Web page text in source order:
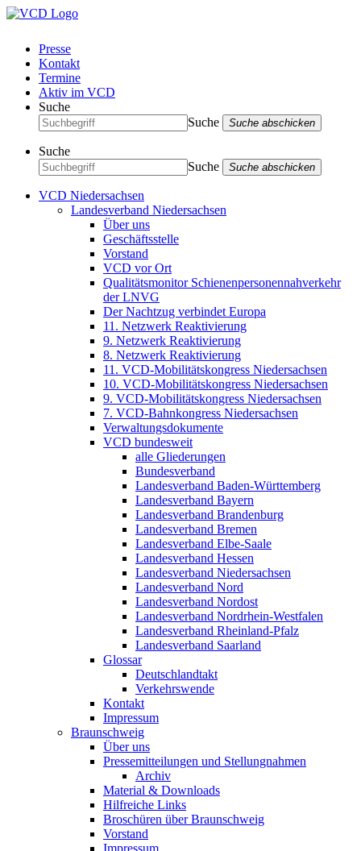
Presse
Kontakt
Termine
Aktiv im VCD
Suche
Suche
Suche abschicken
Suche
Suche
Suche abschicken
VCD Niedersachsen
Landesverband Niedersachsen
Über uns
Geschäftsstelle
Vorstand
VCD vor Ort
Qualitätsmonitor Schienenpersonennahverkehr
der LNVG
Der Nachtzug verbindet Europa
11. Netzwerk Reaktivierung
9. Netzwerk Reaktivierung
8. Netzwerk Reaktivierung
11. VCD-Mobilitätskongress Niedersachsen
10. VCD-Mobilitätskongress Niedersachsen
9. VCD-Mobilitätskongress Niedersachsen
7. VCD-Bahnkongress Niedersachsen
Verwaltungsdokumente
VCD bundesweit
alle Gliederungen
Bundesverband
Landesverband Baden-Württemberg
Landesverband Bayern
Landesverband Brandenburg
Landesverband Bremen
Landesverband Elbe-Saale
Landesverband Hessen
Landesverband Niedersachsen
Landesverband Nord
Landesverband Nordost
Landesverband Nordrhein-Westfalen
Landesverband Rheinland-Pfalz
Landesverband Saarland
Glossar
Deutschlandtakt
Verkehrswende
Kontakt
Impressum
Braunschweig
Über uns
Pressemitteilungen und Stellungnahmen
Archiv
Material & Downloads
Hilfreiche Links
Broschüren über Braunschweig
Vorstand
Impressum